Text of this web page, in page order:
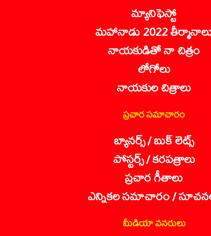
మ్యానిఫెస్టో
మహానాడు 2022
నాయకుడితో నా చిత్రం
లోగోలు
నాయకుల చిత్రాలు
ప్రచార సమాచారం
బ్యానర్స్ / బుక్ లెట్స్
పోస్టర్స్ / కరపత్రాలు
ప్రచార గీతాలు
ఎన్నికల సమాచారం /
మీడియా వనరులు